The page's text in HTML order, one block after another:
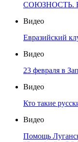
СОЮЗНОСТЬ. К
Видео
Евразийский
Видео
23 февраля в
Видео
Кто такие
Видео
Помощь